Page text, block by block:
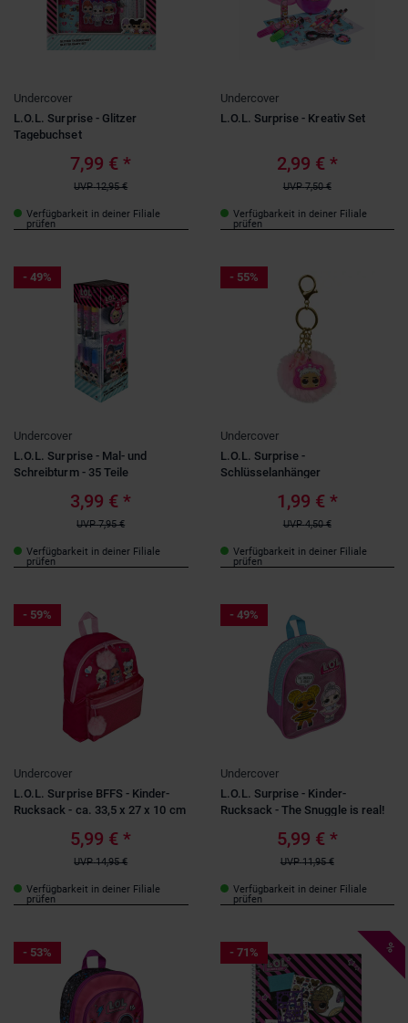
Undercover
L.O.L. Surprise - Glitzer
Tagebuchset
7,99 € *
UVP 12,95 €
Verfügbarkeit in deiner Filiale
prüfen
Undercover
L.O.L. Surprise - Kreativ Set
2,99 € *
UVP 7,50 €
Verfügbarkeit in deiner Filiale
prüfen
- 49%
Undercover
L.O.L. Surprise - Mal- und
Schreibturm - 35 Teile
3,99 € *
UVP 7,95 €
Verfügbarkeit in deiner Filiale
prüfen
- 55%
Undercover
L.O.L. Surprise -
Schlüsselanhänger
1,99 € *
UVP 4,50 €
Verfügbarkeit in deiner Filiale
prüfen
- 59%
Undercover
L.O.L. Surprise BFFS - Kinder-
Rucksack - ca. 33,5 x 27 x 10 cm
5,99 € *
UVP 14,95 €
Verfügbarkeit in deiner Filiale
prüfen
- 49%
Undercover
L.O.L. Surprise - Kinder-
Rucksack - The Snuggle is real!
5,99 € *
UVP 11,95 €
Verfügbarkeit in deiner Filiale
prüfen
- 53% - 71% %